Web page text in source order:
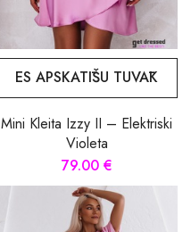
ES APSKATĪŠU TUVĀK
Mini Kleita Izzy II – Elektriski
Violeta
79.00 €